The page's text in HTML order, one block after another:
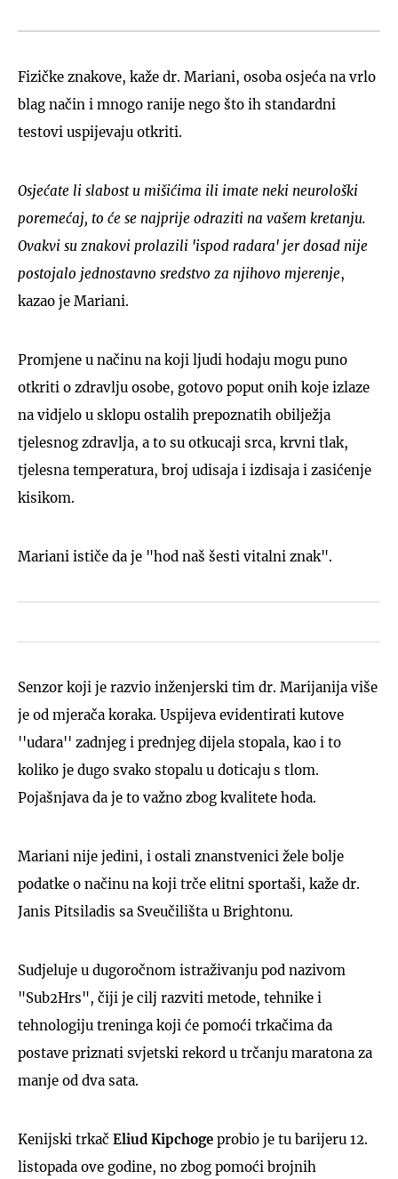
Fizičke znakove, kaže dr. Mariani, osoba osjeća na vrlo
blag način i mnogo ranije nego što ih standardni
testovi uspijevaju otkriti.
Osjećate li slabost u mišićima ili imate neki neurološki
poremećaj, to će se najprije odraziti na vašem kretanju.
Ovakvi su znakovi prolazili 'ispod radara' jer dosad nije
postojalo jednostavno sredstvo za njihovo mjerenje,
kazao je Mariani.
Promjene u načinu na koji ljudi hodaju mogu puno
otkriti o zdravlju osobe, gotovo poput onih koje izlaze
na vidjelo u sklopu ostalih prepoznatih obilježja
tjelesnog zdravlja, a to su otkucaji srca, krvni tlak,
tjelesna temperatura, broj udisaja i izdisaja i zasićenje
kisikom.
Mariani ističe da je "hod naš šesti vitalni znak".
Senzor koji je razvio inženjerski tim dr. Marijanija više
je od mjerača koraka. Uspijeva evidentirati kutove
''udara'' zadnjeg i prednjeg dijela stopala, kao i to
koliko je dugo svako stopalu u doticaju s tlom.
Pojašnjava da je to važno zbog kvalitete hoda.
Mariani nije jedini, i ostali znanstvenici žele bolje
podatke o načinu na koji trče elitni sportaši, kaže dr.
Janis Pitsiladis sa Sveučilišta u Brightonu.
Sudjeluje u dugoročnom istraživanju pod nazivom
"Sub2Hrs", čiji je cilj razviti metode, tehnike i
tehnologiju treninga koji će pomoći trkačima da
postave priznati svjetski rekord u trčanju maratona za
manje od dva sata.
Kenijski trkač Eliud Kipchoge probio je tu barijeru 12.
listopada ove godine, no zbog pomoći brojnih